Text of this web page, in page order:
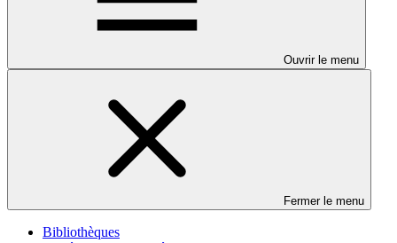
Ouvrir le menu
Fermer le menu
Bibliothèques